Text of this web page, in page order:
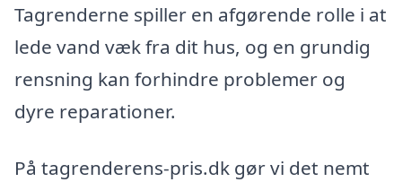
Tagrenderne spiller en afgørende rolle i at
lede vand væk fra dit hus, og en grundig
rensning kan forhindre problemer og
dyre reparationer.
På tagrenderens-pris.dk gør vi det nemt